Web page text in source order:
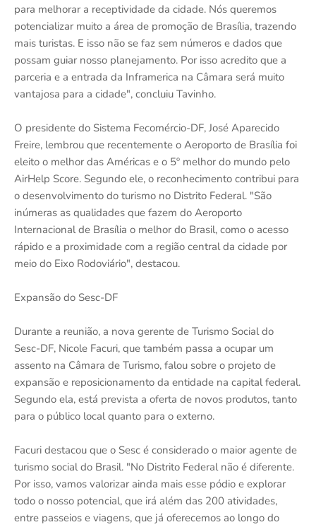
para melhorar a receptividade da cidade. Nós queremos
potencializar muito a área de promoção de Brasília, trazendo
mais turistas. E isso não se faz sem números e dados que
possam guiar nosso planejamento. Por isso acredito que a
parceria e a entrada da Inframerica na Câmara será muito
vantajosa para a cidade", concluiu Tavinho.
O presidente do Sistema Fecomércio-DF, José Aparecido
Freire, lembrou que recentemente o Aeroporto de Brasília foi
eleito o melhor das Américas e o 5º melhor do mundo pelo
AirHelp Score. Segundo ele, o reconhecimento contribui para
o desenvolvimento do turismo no Distrito Federal. "São
inúmeras as qualidades que fazem do Aeroporto
Internacional de Brasília o melhor do Brasil, como o acesso
rápido e a proximidade com a região central da cidade por
meio do Eixo Rodoviário", destacou.
Expansão do Sesc-DF
Durante a reunião, a nova gerente de Turismo Social do
Sesc-DF, Nicole Facuri, que também passa a ocupar um
assento na Câmara de Turismo, falou sobre o projeto de
expansão e reposicionamento da entidade na capital federal.
Segundo ela, está prevista a oferta de novos produtos, tanto
para o público local quanto para o externo.
Facuri destacou que o Sesc é considerado o maior agente de
turismo social do Brasil. "No Distrito Federal não é diferente.
Por isso, vamos valorizar ainda mais esse pódio e explorar
todo o nosso potencial, que irá além das 200 atividades,
entre passeios e viagens, que já oferecemos ao longo do